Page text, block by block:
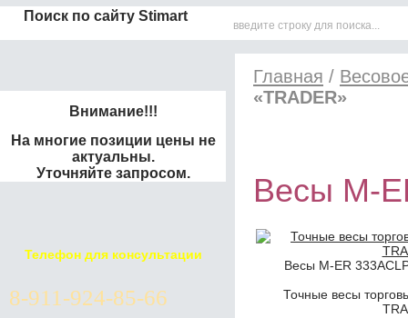
Поиск по сайту Stimart
Внимание!!!
На многие позиции цены не
актуальны.
Уточняйте запросом.
Телефон для консультации
8-911-924-85-66
Главная /
«TRADER»
Весы M-
Весы M-ER
Точные весы